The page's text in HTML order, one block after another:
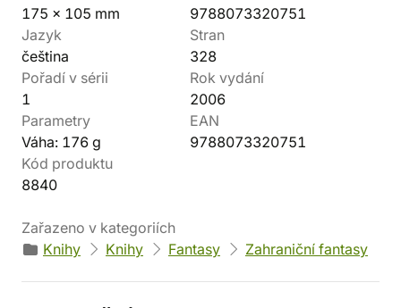
175 x 105 mm
9788073320751
Jazyk
čeština
Stran
328
Pořadí v sérii
1
Rok vydání
2006
Parametry
Váha: 176 g
EAN
9788073320751
Kód produktu
8840
Zařazeno v kategoriích
Knihy
Knihy Fantasy Zahraniční fantasy